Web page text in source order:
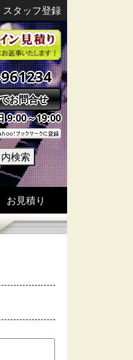
スタッフ登録
お問合せ
9:00～19:00
検索
お見積り